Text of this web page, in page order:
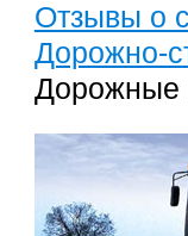
Отзывы о
Дорожно-
Дорожные